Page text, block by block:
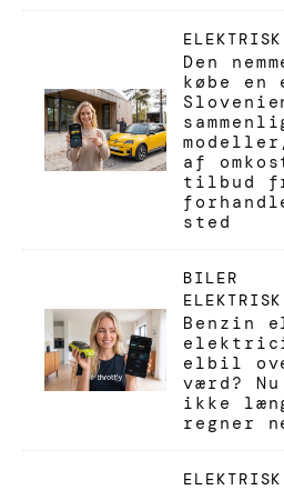
Den
købe
af
tilbud
sted
BILER
Benzin
elbil
værd?
ikke
regner